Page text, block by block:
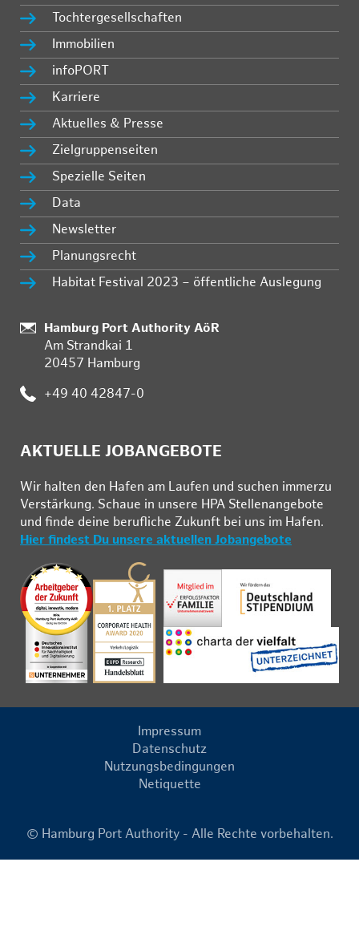
Tochtergesellschaften
Immobilien
infoPORT
Karriere
Aktuelles & Presse
Zielgruppenseiten
Spezielle Seiten
Data
Newsletter
Planungsrecht
Habitat Festival 2023 – öffentliche Auslegung
:
Hamburg Port Authority AöR
Am Strandkai 1
20457 Hamburg
: +49 40 42847-0
AKTUELLE JOBANGEBOTE
Wir hal­ten den Ha­fen am Lau­fen und su­chen im­mer­zu
Ver­stär­kung. Schau­e in un­se­re HPA Stel­len­an­ge­bo­te
und fin­de deine be­ruf­li­che Zu­kunft bei uns im Ha­fen.
Hier findest Du unsere aktuellen Jobangebote
Impressum
Datenschutz
Nutzungsbedingungen
Netiquette
© Hamburg Port Authority - Alle Rechte vorbehalten.